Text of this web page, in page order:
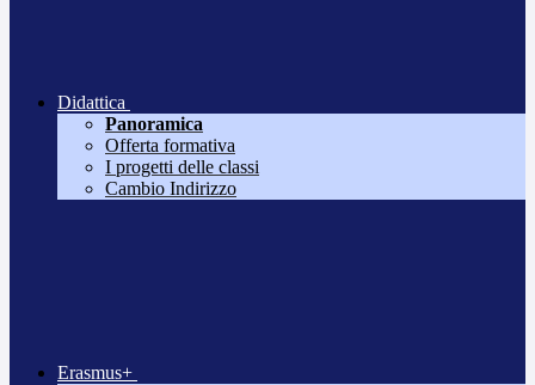
Didattica
Panoramica
Offerta formativa
I progetti delle classi
Cambio Indirizzo
Erasmus+